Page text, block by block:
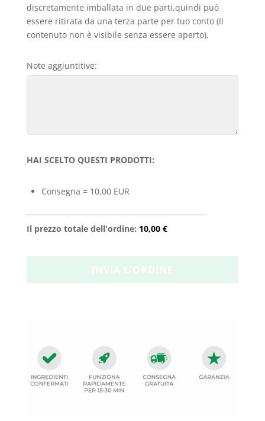
discretamente imballata in due parti,quindi può
essere ritirata da una terza parte per tuo conto (Il
contenuto non è visibile senza essere aperto).
Note aggiuntitive:
HAI SCELTO QUESTI PRODOTTI:
Consegna = 10,00 EUR
Il prezzo totale dell'ordine: 10,00 €